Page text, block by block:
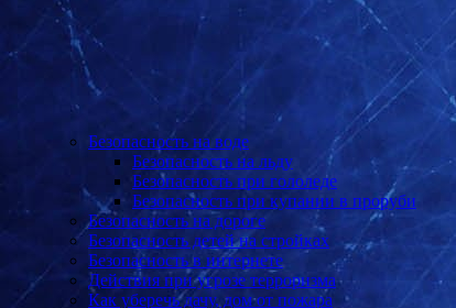
Безопасность на воде
Безопасность на льду
Безопасность при гололеде
Безопасность при купании в проруби
Безопасность на дороге
Безопасность детей на стройках
Безопасность в интернете
Действия при угрозе терроризма
Как уберечь дачу, дом от пожара